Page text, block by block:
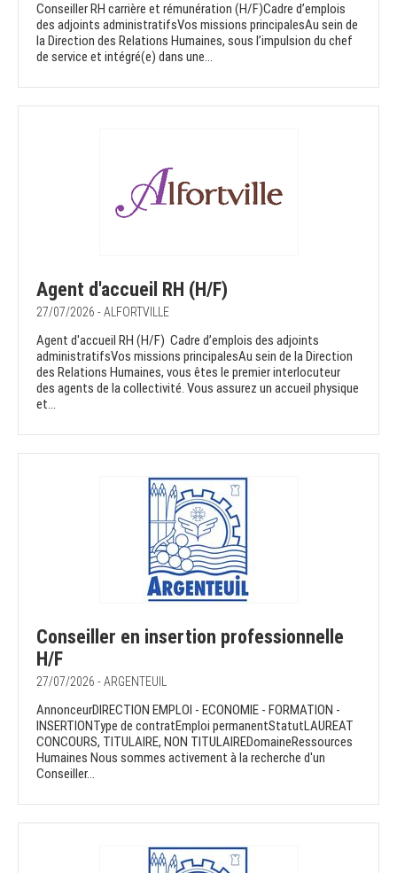
Conseiller RH carrière et rémunération (H/F)Cadre d’emplois
des adjoints administratifsVos missions principalesAu sein de
la Direction des Relations Humaines, sous l’impulsion du chef
de service et intégré(e) dans une...
Agent d'accueil RH (H/F)
27/07/2026 - ALFORTVILLE
Agent d'accueil RH (H/F) Cadre d’emplois des adjoints
administratifsVos missions principalesAu sein de la Direction
des Relations Humaines, vous êtes le premier interlocuteur
des agents de la collectivité. Vous assurez un accueil physique
et...
Conseiller en insertion professionnelle
H/F
27/07/2026 - ARGENTEUIL
AnnonceurDIRECTION EMPLOI - ECONOMIE - FORMATION -
INSERTIONType de contratEmploi permanentStatutLAUREAT
CONCOURS, TITULAIRE, NON TITULAIREDomaineRessources
Humaines Nous sommes activement à la recherche d'un
Conseiller...